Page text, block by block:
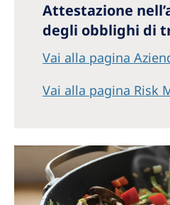
Attestazione
degli obblighi di
Vai alla pagina
Vai alla pagina Risk